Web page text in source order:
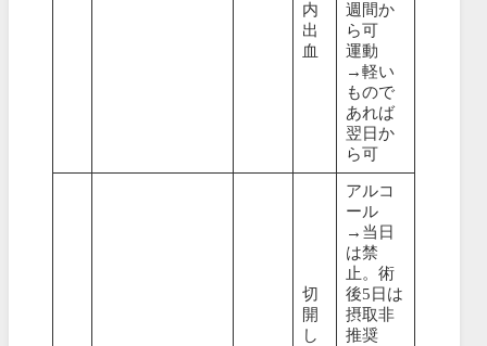
内
出
血
週間か
ら可
運動
→軽い
もので
あれば
翌日か
ら可
切
開
し
アルコ
ール
→当日
は禁
止。術
後5日は
摂取非
推奨